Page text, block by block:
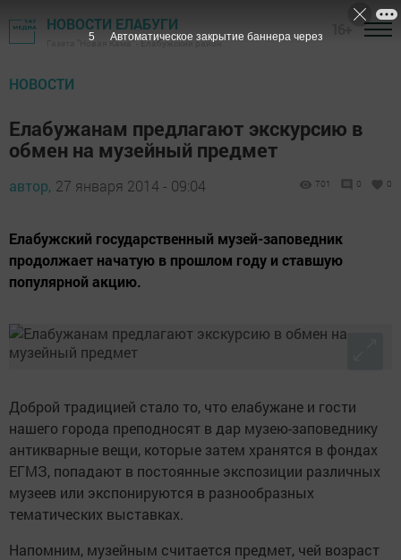
НОВОСТИ ЕЛАБУГИ
Газета "Новая Кама" - Елабужский район
НОВОСТИ
Елабужанам предлагают экскурсию в
обмен на музейный предмет
автор, 27 января 2014 - 09:04 701 0 0
Елабужский государственный музей-заповедник
продолжает начатую в прошлом году и ставшую
популярной акцию.
Доброй традицией стало то, что елабужане и гости
нашего города преподносят в дар музею-заповеднику
антикварные вещи, которые затем хранятся в фондах
ЕГМЗ, попадают в постоянные экспозиции различных
музеев или экспонируются в разнообразных
тематических выставках.
Напомним, музейным считается предмет, чей возраст
5 Автоматическое закрытие баннера через